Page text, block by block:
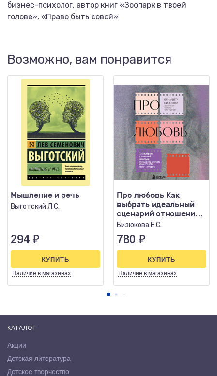
бизнес-психолог, автор книг «Зоопарк в твоей
голове», «Право быть совой»
Возможно, вам понравится
Мышление и речь
Выготский Л.С.
294 ₽
Наличие в магазинах
КУПИТЬ
Про любовь Как
выбрать идеальный
сценарий отношений
и стать режиссером
Бизюкова Е.С.
780 ₽
Наличие в магазинах
КУПИТЬ
КАТАЛОГ
Акции
Детская литература
Детское творчество